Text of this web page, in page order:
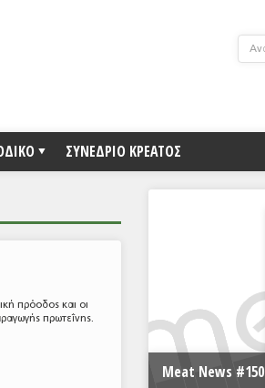
ΣΥΝΕΔΡΙΟ ΚΡΕΑΤΟΣ
πρόοδος και οι
πρωτεΐνης.
Meat News #150